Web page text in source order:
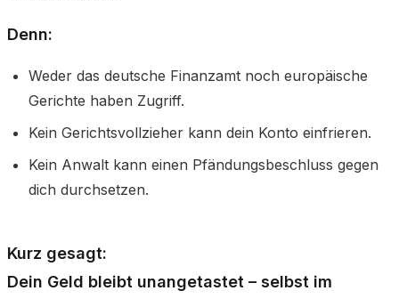
Denn:
Weder das deutsche Finanzamt noch europäische
Gerichte haben Zugriff.
Kein Gerichtsvollzieher kann dein Konto einfrieren.
Kein Anwalt kann einen Pfändungsbeschluss gegen
dich durchsetzen.
Kurz gesagt:
Dein Geld bleibt unangetastet – selbst im